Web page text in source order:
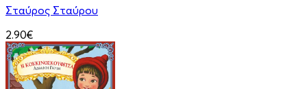
Σταύρος Σταύρου
2.90€